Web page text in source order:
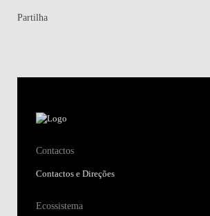
Partilha
Contactos
Contactos e Direções
Ecossistema